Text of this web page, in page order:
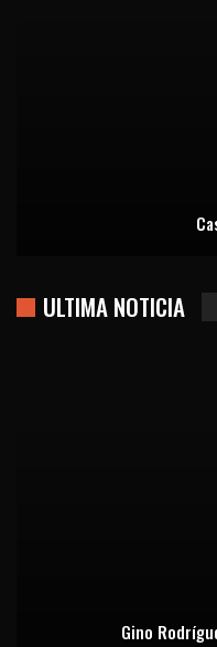
ULTIMA NOTICIA
Gino